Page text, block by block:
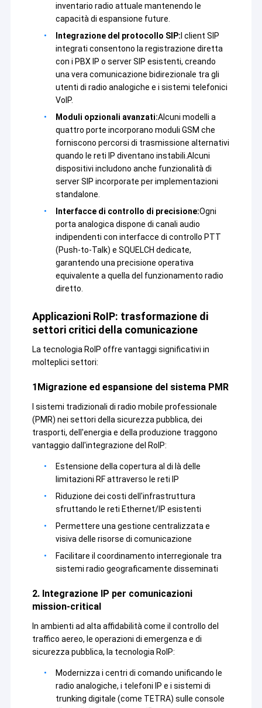
Prodotti
Su di noi
Controllo della qualità
Contattaci
inventario radio attuale mantenendo le
capacità di espansione future.
Integrazione del protocollo SIP:I client SIP
integrati consentono la registrazione diretta
con i PBX IP o server SIP esistenti, creando
una vera comunicazione bidirezionale tra gli
utenti di radio analogiche e i sistemi telefonici
VoIP.
Moduli opzionali avanzati:Alcuni modelli a
quattro porte incorporano moduli GSM che
forniscono percorsi di trasmissione alternativi
quando le reti IP diventano instabili.Alcuni
dispositivi includono anche funzionalità di
server SIP incorporate per implementazioni
standalone.
Interfacce di controllo di precisione:Ogni
porta analogica dispone di canali audio
indipendenti con interfacce di controllo PTT
(Push-to-Talk) e SQUELCH dedicate,
garantendo una precisione operativa
equivalente a quella del funzionamento radio
diretto.
Applicazioni RoIP: trasformazione di
settori critici della comunicazione
La tecnologia RoIP offre vantaggi significativi in
molteplici settori:
1Migrazione ed espansione del sistema PMR
I sistemi tradizionali di radio mobile professionale
(PMR) nei settori della sicurezza pubblica, dei
trasporti, dell'energia e della produzione traggono
vantaggio dall'integrazione del RoIP:
Estensione della copertura al di là delle
limitazioni RF attraverso le reti IP
Riduzione dei costi dell'infrastruttura
sfruttando le reti Ethernet/IP esistenti
Permettere una gestione centralizzata e
visiva delle risorse di comunicazione
Facilitare il coordinamento interregionale tra
sistemi radio geograficamente disseminati
2. Integrazione IP per comunicazioni
mission-critical
In ambienti ad alta affidabilità come il controllo del
traffico aereo, le operazioni di emergenza e di
sicurezza pubblica, la tecnologia RoIP:
Modernizza i centri di comando unificando le
radio analogiche, i telefoni IP e i sistemi di
trunking digitale (come TETRA) sulle console
Shenzhen Sinosun Technology Co., Ltd. si occupa da
1996 di servizi di trasmissione di dati wireless, quali lo
sviluppo di prodotti, applicazioni e ingegneria di rete.
Negli ultimi dieci anni, sulla base dell'assorbimento di
apparecchiature di trasmissione dei dati wireless,in
base alle caratteristiche applicate in diversi campi e
istituti di ricerca famosi
nazionaliAttualmente,Sinosun sviluppa e produce la
più avanzata radio di dati digitali, radio di dati
intelligenti, modulo di dati digitali, radio ad alta
frequenza, Ethernet wireless industriale,radio/modulo
video HD di rete, rete a maglia auto-organizzante AD-
HOC/MESH, collegamento di dati wireless GNSS/RTK,